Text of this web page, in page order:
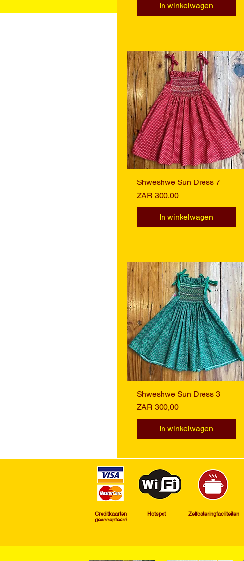
In winkelwagen
Snel overzicht
Shweshwe Sun Dress 7
Prijs
ZAR 300,00
In winkelwagen
Snel overzicht
Shweshwe Sun Dress 3
Prijs
ZAR 300,00
In winkelwagen
Creditkaarten
geaccepteerd
Hotspot ​Zelfcateringfaciliteiten